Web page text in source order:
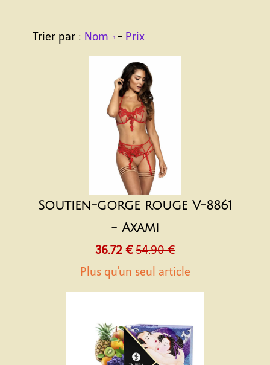
Trier par : Nom - Prix
Soutien-gorge rouge V-8861
- Axami
36.72 € 54.90 €
Plus qu'un seul article